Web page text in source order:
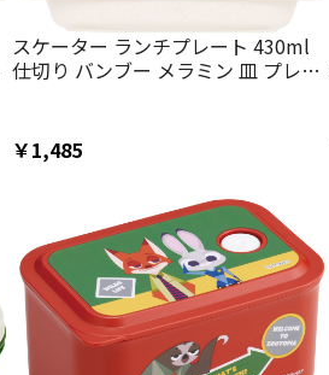
スケーター ランチプレート 430ml
仕切り バンブー メラミン 皿 プレー
フラッシュ ディズニー【お子様 こど
も 子ども 子ども用 可愛い】
￥1,485